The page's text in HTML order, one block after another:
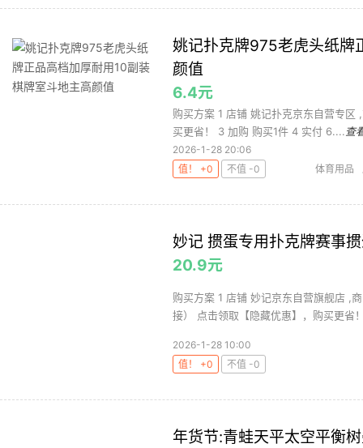
姚记扑克牌975老虎头纸牌
颜值
6.4元
购买方案 1 店铺 姚记扑克京东自营专
买更省！ 3 加购 购买1件 4 实付 6.... 查
2026-1-28 20:06
值！ +0
不值 -0 体育用品
妙记 掼蛋专用扑克牌赛事
20.9元
购买方案 1 店铺 妙记京东自营旗舰店 ,
接） 点击领取【隐藏优惠】，购买更省
2026-1-28 10:00
值！ +0
不值 -0
年货节:青蛙天平太空平衡